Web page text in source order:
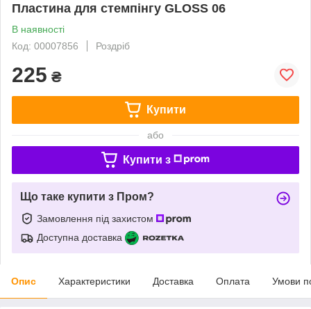
Пластина для стемпінгу GLOSS 06
В наявності
Код: 00007856
Роздріб
225 ₴
Купити
або
Купити з
Що таке купити з Пром?
Замовлення під захистом
Доступна доставка
Опис Характеристики Доставка Оплата Умови